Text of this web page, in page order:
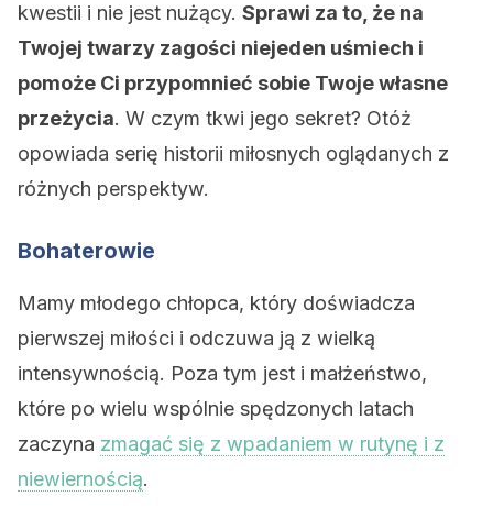
kwestii i nie jest nużący. Sprawi za to, że na
Twojej twarzy zagości niejeden uśmiech i
pomoże Ci przypomnieć sobie Twoje własne
przeżycia. W czym tkwi jego sekret? Otóż
opowiada serię historii miłosnych oglądanych z
różnych perspektyw.
Bohaterowie
Mamy młodego chłopca, który doświadcza
pierwszej miłości i odczuwa ją z wielką
intensywnością. Poza tym jest i małżeństwo,
które po wielu wspólnie spędzonych latach
zaczyna zmagać się z wpadaniem w rutynę i z
niewiernością.